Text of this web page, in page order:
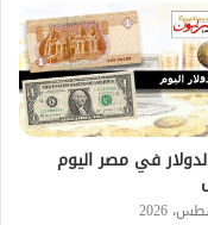
في مصر اليوم